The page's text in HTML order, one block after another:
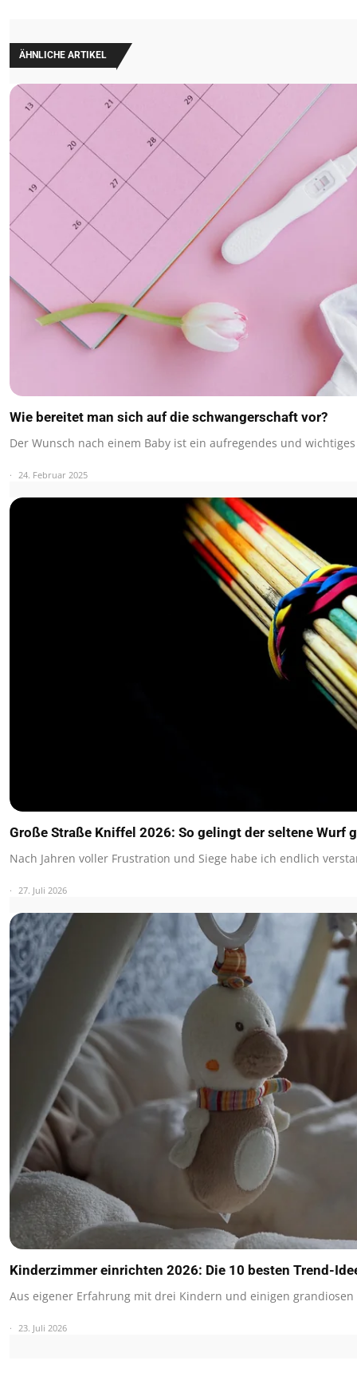
ÄHNLICHE ARTIKEL
Wie bereitet man sich auf die schwangerschaft vor?
Der Wunsch nach einem Baby ist ein aufregendes und
24. Februar 2025
Große Straße Kniffel 2026: So gelingt der seltene Wurf
Nach Jahren voller Frustration und Siege habe ich endlich
27. Juli 2026
Kinderzimmer einrichten 2026: Die 10 besten Trend-
Aus eigener Erfahrung mit drei Kindern und einigen
23. Juli 2026